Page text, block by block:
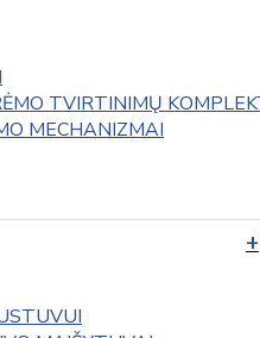
TVIRTINIMŲ
MECHANIZMAI